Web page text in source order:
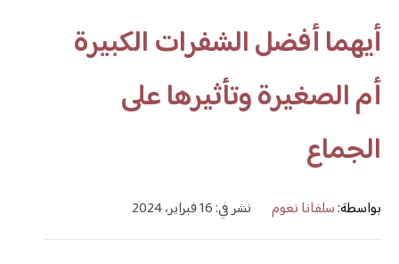
أيهما أفضل الشفرات الكبيرة
أم الصغيرة وتأثيرها على
الجماع
بواسطة:سلفانا نعوم نشر في: 16 فبراير، 2024